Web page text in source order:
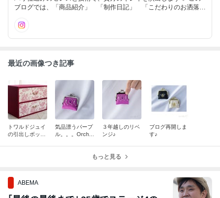
ブログでは、「商品紹介」 「制作日記」 「こだわりのお洒落ポ
最近の画像つき記事
トワルドジュイ
の引出しボック
気品漂うパープ
ル。。。Orchid
３年越しのリベ
ンジ♪
ブログ再開しま
す♪
もっと見る
ABEMA